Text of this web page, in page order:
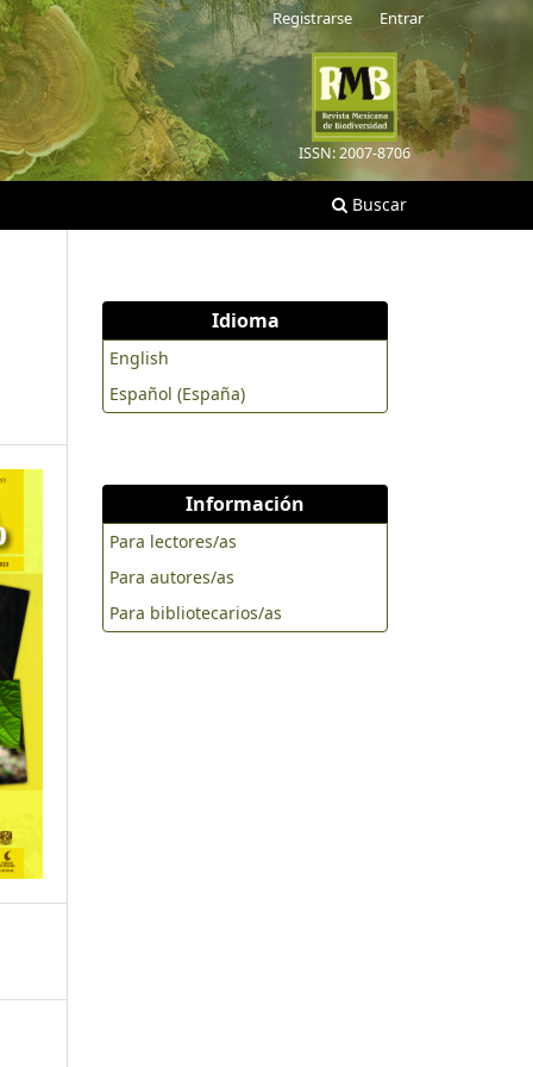
ISSN: 2007-8706
Buscar
Registrarse Entrar
Idioma
English
Español (España)
Información
Para lectores/as
Para autores/as
Para bibliotecarios/as